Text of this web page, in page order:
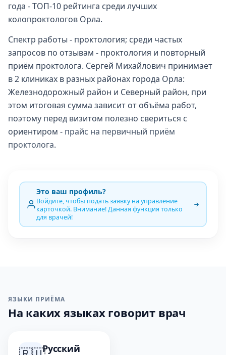
года - ТОП-10 рейтинга среди лучших
колопроктологов Орла.
Спектр работы - проктология; среди частых
запросов по отзывам - проктология и повторный
приём проктолога. Сергей Михайлович принимает
в 2 клиниках в разных районах города Орла:
Железнодорожный район и Северный район, при
этом итоговая сумма зависит от объёма работ,
поэтому перед визитом полезно свериться с
ориентиром - прайс на первичный приём
проктолога.
Это ваш профиль?
Войдите, чтобы подать заявку на управление
карточкой. Внимание! Данная функция только
для врачей!
ЯЗЫКИ ПРИЁМА
На каких языках говорит врач
Русский